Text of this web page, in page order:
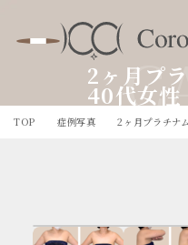
2ヶ月プ
40代女性
TOP 症例写真 2ヶ月プラチナ